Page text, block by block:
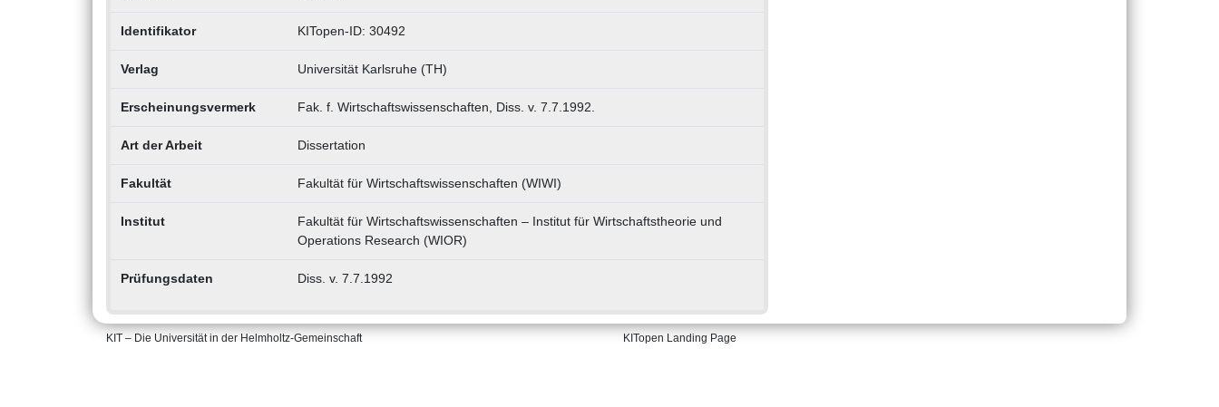
Identifikator KITopen-ID: 30492
Verlag Universität Karlsruhe (TH)
Erscheinungsvermerk Fak. f. Wirtschaftswissenschaften, Diss. v. 7.7.1992.
Art der Arbeit Dissertation
Fakultät Fakultät für Wirtschaftswissenschaften (WIWI)
Institut
Fakultät für Wirtschaftswissenschaften – Institut für Wirtschaftstheorie und
Operations Research (WIOR)
Prüfungsdaten Diss. v. 7.7.1992
KIT – Die Universität in der Helmholtz-Gemeinschaft KITopen Landing Page